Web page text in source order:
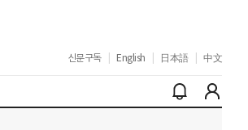
신문구독 English 日本語 中文